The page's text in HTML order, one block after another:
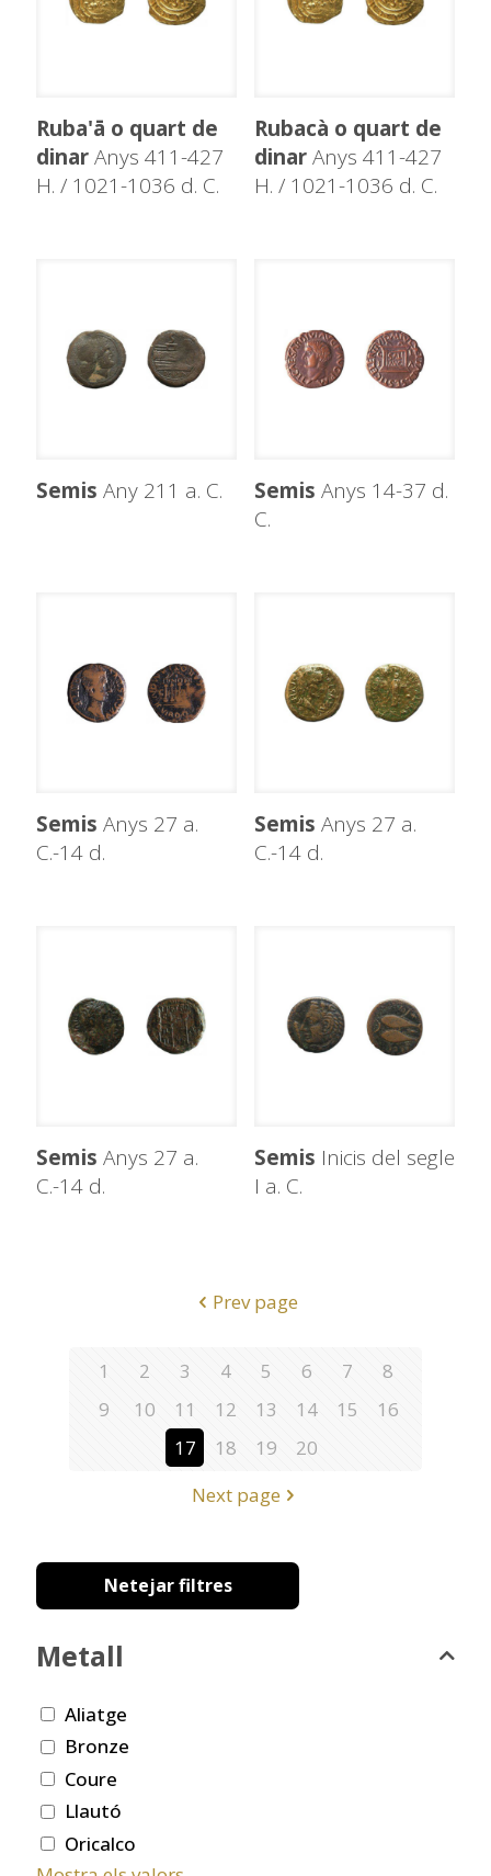
Ruba'ā o quart de
dinarAnys 411-427
H. / 1021-1036 d. C.
Rubacà o quart de
dinarAnys 411-427
H. / 1021-1036 d. C.
Semis Any 211 a. C. Semis Anys 14-37 d.
C.
Semis Anys 27 a.
C.-14 d.
Semis Anys 27 a.
C.-14 d.
Semis Anys 27 a.
C.-14 d.
Semis Inicis del segle
I a. C.
Prev page
1 2 3 4 5 6 7
8
9
10 11 12 13 14 15
16
17
18 19
20
Next page
Netejar filtres
Metall
Aliatge
Bronze
Coure
Llautó
Oricalco